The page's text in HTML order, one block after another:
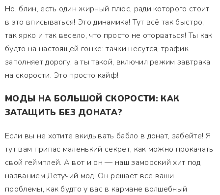
Но, блин, есть один жирный плюс, ради которого стоит
в это вписываться! Это динамика! Тут всё так быстро,
так ярко и так весело, что просто не оторваться! Ты как
будто на настоящей гонке: тачки несутся, трафик
заполняет дорогу, а ты такой, включил режим завтрака
на скорости. Это просто кайф!
МОДЫ НА БОЛЬШОЙ СКОРОСТИ: КАК
ЗАТАЩИТЬ БЕЗ ДОНАТА?
Если вы не хотите вкидывать бабло в донат, забейте! Я
тут вам припас маленький секрет, как можно прокачать
свой геймплей. А вот и он — наш заморский хит под
названием Летучий мод! Он решает все ваши
проблемы, как будто у вас в кармане волшебный